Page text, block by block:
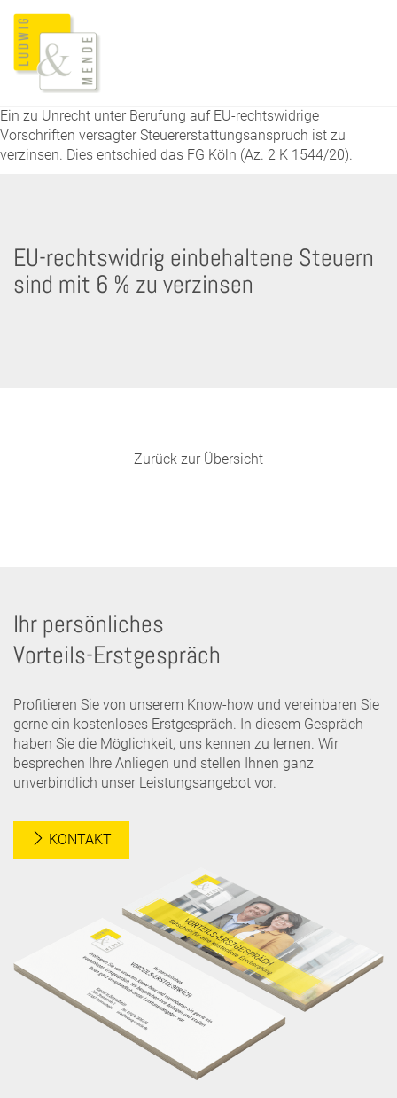
Ein zu Unrecht unter Berufung auf EU-rechtswidrige
Vorschriften versagter Steuererstattungsanspruch ist zu
verzinsen. Dies entschied das FG Köln (Az. 2 K 1544/20).
EU-rechtswidrig einbehaltene Steuern
sind mit 6 % zu verzinsen
Zurück zur Übersicht
Ihr persönliches
Vorteils-Erstgespräch
Profitieren Sie von unserem Know-how und vereinbaren Sie
gerne ein kostenloses Erstgespräch. In diesem Gespräch
haben Sie die Möglichkeit, uns kennen zu lernen. Wir
besprechen Ihre Anliegen und stellen Ihnen ganz
unverbindlich unser Leistungsangebot vor.
KONTAKT